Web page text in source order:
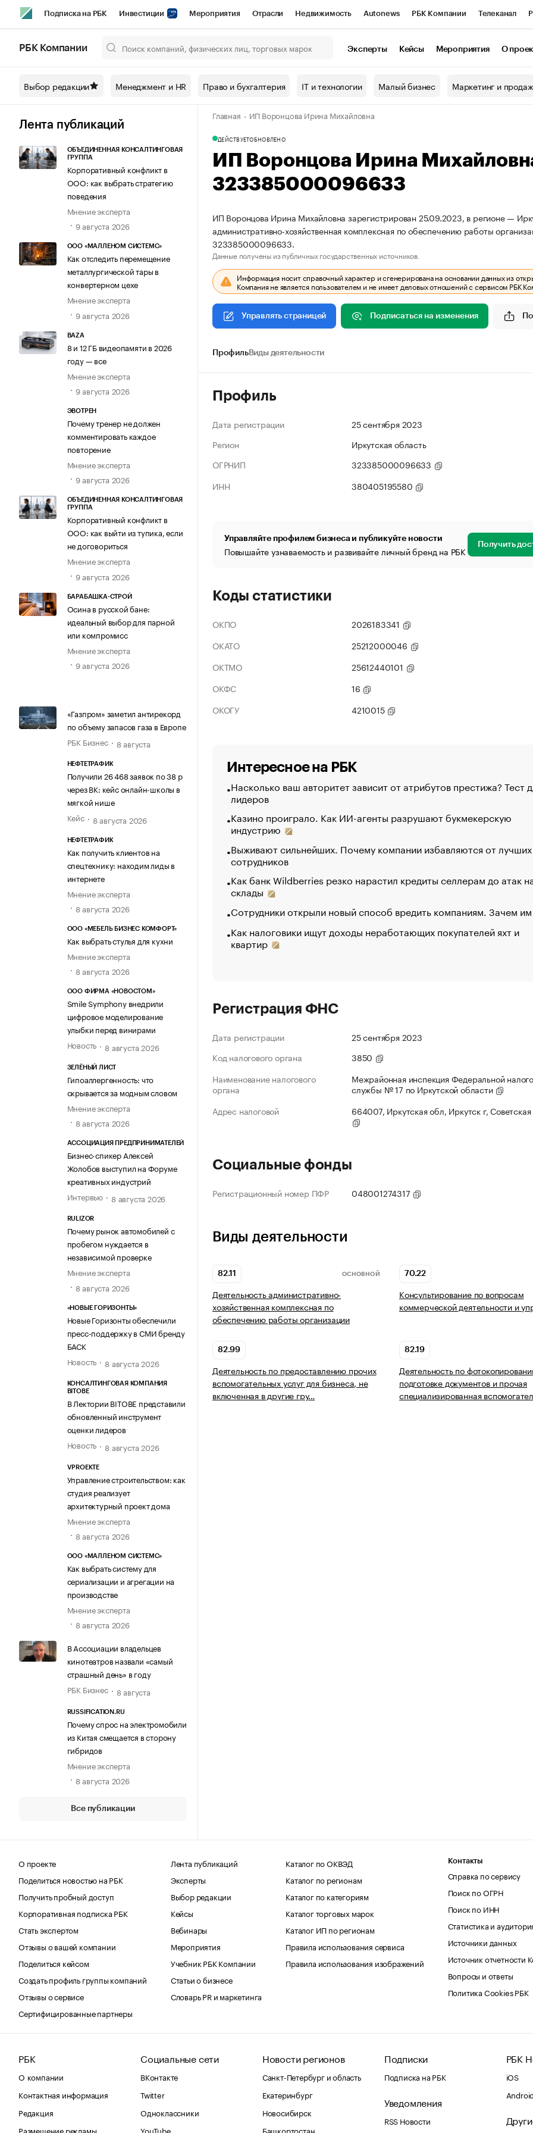
Подписка на РБК Инвестиции Мероприятия Отрасли Недвижимость Autonews РБК Компании Телеканал
Спецпроекты СПб Конференции СПб Спецпроекты Проверка контрагентов
Технологии и медиа Рынок наличной валюты
РБК Компании Эксперты Кейсы Мероприятия О
Выбор редакции Менеджмент и HR Право и бухгалтерия IT и технологии Малый бизнес Маркетинг и
Лента публикаций
ОБЪЕДИНЕННАЯ КОНСАЛТИНГОВАЯ
ГРУППА
Корпоративный конфликт в
ООО: как выбрать стратегию
поведения
Мнение эксперта
9 августа 2026
ООО «МАЛЛЕНОМ СИСТЕМС»
Как отследить перемещение
металлургической тары в
конвертерном цехе
Мнение эксперта
9 августа 2026
BAZA
8 и 12 ГБ видеопамяти в 2026
году — все
Мнение эксперта
9 августа 2026
ЭВОТРЕН
Почему тренер не должен
комментировать каждое
повторение
Мнение эксперта
9 августа 2026
ОБЪЕДИНЕННАЯ КОНСАЛТИНГОВАЯ
ГРУППА
Корпоративный конфликт в
ООО: как выйти из тупика, если
не договориться
Мнение эксперта
9 августа 2026
БАРАБАШКА-СТРОЙ
Осина в русской бане:
идеальный выбор для парной
или компромисс
Мнение эксперта
9 августа 2026
«Газпром» заметил антирекорд
по объему запасов газа в Европе
РБК Бизнес
8 августа
НЕФТЕТРАФИК
Получили 26 468 заявок по 38 р
через ВК: кейс онлайн-школы в
мягкой нише
Кейс
8 августа 2026
НЕФТЕТРАФИК
Как получить клиентов на
спецтехнику: находим лиды в
интернете
Мнение эксперта
8 августа 2026
ООО «МЕБЕЛЬ БИЗНЕС КОМФОРТ»
Как выбрать стулья для кухни
Мнение эксперта
8 августа 2026
ООО ФИРМА «НОВОСТОМ»
Smile Symphony внедрили
цифровое моделирование
улыбки перед винирами
Новость
8 августа 2026
ЗЕЛЁНЫЙ ЛИСТ
Гипоаллергенность: что
скрывается за модным словом
Мнение эксперта
8 августа 2026
АССОЦИАЦИЯ ПРЕДПРИНИМАТЕЛЕЙ
Бизнес-спикер Алексей
Жолобов выступил на Форуме
креативных индустрий
Интервью
8 августа 2026
RULIZOR
Почему рынок автомобилей с
пробегом нуждается в
независимой проверке
Мнение эксперта
8 августа 2026
«НОВЫЕ ГОРИЗОНТЫ»
Новые Горизонты обеспечили
пресс-поддержку в СМИ бренду
БАСК
Новость
8 августа 2026
КОНСАЛТИНГОВАЯ КОМПАНИЯ
BITOBE
В Лектории BITOBE представили
обновленный инструмент
оценки лидеров
Новость
8 августа 2026
VPROEKTE
Управление строительством: как
студия реализует
архитектурный проект дома
Мнение эксперта
8 августа 2026
ООО «МАЛЛЕНОМ СИСТЕМС»
Как выбрать систему для
сериализации и агрегации на
производстве
Мнение эксперта
8 августа 2026
В Ассоциации владельцев
кинотеатров назвали «самый
страшный день» в году
РБК Бизнес
8 августа
RUSSIFICATION.RU
Почему спрос на электромобили
из Китая смещается в сторону
гибридов
Мнение эксперта
8 августа 2026
Все публикации
Главная ИП Воронцова Ирина Михайловна
ДЕЙСТВУЕТОБНОВЛЕНО
ИП Воронцова Ирина
323385000096633
ИП Воронцова Ирина Михайловна зарегистрирован 25.09.2023, в регионе —
административно-хозяйственная комплексная по обеспечению работы
323385000096633.
Данные получены из публичных государственных источников.
Информация носит справочный характер и сгенерирована на основании данных из
Компания не является пользователем и не имеет деловых отношений с сервисом РБК
Управлять страницей Подписаться на изменения
ПрофильВиды деятельности
Профиль
Дата регистрации
25 сентября 2023
Регион
Иркутская область
ОГРНИП
323385000096633
ИНН
380405195580
Управляйте профилем бизнеса и публикуйте новости
Повышайте узнаваемость и развивайте личный бренд на РБК Получить
Коды статистики
ОКПО
2026183341
ОКАТО
25212000046
ОКТМО
25612440101
ОКФС
16
ОКОГУ
4210015
Интересное на РБК
Насколько ваш авторитет зависит от атрибутов престижа? Тест
лидеров
Казино проиграло. Как ИИ-агенты разрушают букмекерскую
индустрию
Выживают сильнейших. Почему компании избавляются от лучших
сотрудников
Как банк Wildberries резко нарастил кредиты селлерам до атак
склады
Сотрудники открыли новый способ вредить компаниям. Зачем
Как налоговики ищут доходы неработающих покупателей яхт и
квартир
Регистрация ФНС
Дата регистрации
25 сентября 2023
Код налогового органа
3850
Наименование налогового
органа
Межрайонная инспекция Федеральной
службы № 17 по Иркутской области
Адрес налоговой
664007, Иркутская обл, Иркутск г,
Социальные фонды
Регистрационный номер ПФР 048001274317
Виды деятельности
82.11 ОСНОВНОЙ
Деятельность административно-
хозяйственная комплексная по
обеспечению работы организации
70.22
Консультирование по вопросам
коммерческой деятельности и
82.99
Деятельность по предоставлению прочих
вспомогательных услуг для бизнеса, не
включенная в другие гру…
82.19
Деятельность по
подготовке документов и прочая
специализированная
О проекте
Поделиться новостью на РБК
Получить пробный доступ
Корпоративная подписка РБК
Стать экспертом
Отзывы о вашей компании
Поделиться кейсом
Создать профиль группы компаний
Отзывы о сервисе
Сертифицированные партнеры
Лента публикаций
Эксперты
Выбор редакции
Кейсы
Вебинары
Мероприятия
Учебник РБК Компании
Статьи о бизнесе
Словарь PR и маркетинга
Каталог по ОКВЭД
Каталог по регионам
Каталог по категориям
Каталог торговых марок
Каталог ИП по регионам
Правила использования сервиса
Правила использования изображений
Контакты
Справка по сервису
Поиск по ОГРН
Поиск по ИНН
Статистика и
Источники данных
Источник отчетности
Вопросы и ответы
Политика Cookies РБК
РБК
О компании
Контактная информация
Редакция
Размещение рекламы
Социальные сети
ВКонтакте
Twitter
Одноклассники
YouTube
Новости регионов
Санкт-Петербург и область
Екатеринбург
Новосибирск
Башкортостан
Подписки
Подписка на РБК
Уведомления
RSS Новости
РБК
iOS